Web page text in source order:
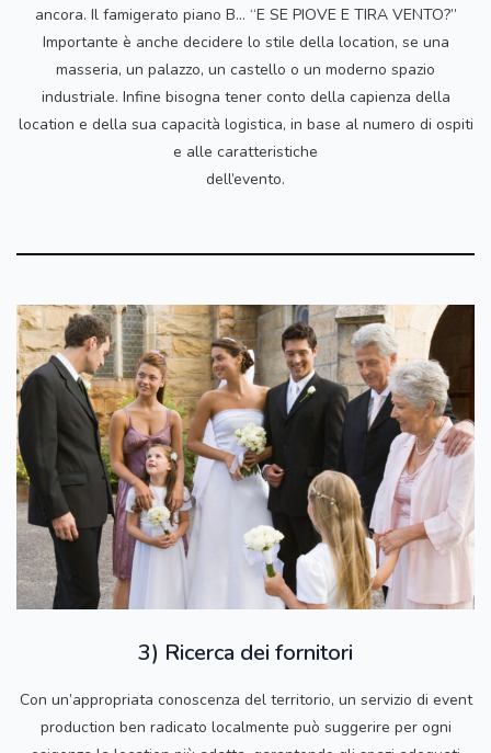
ancora. Il famigerato piano B… “E SE PIOVE E TIRA VENTO?”
Importante è anche decidere lo stile della location, se una
masseria, un palazzo, un castello o un moderno spazio
industriale. Infine bisogna tener conto della capienza della
location e della sua capacità logistica, in base al numero di ospiti
e alle caratteristiche
dell’evento.
3) Ricerca dei fornitori
Con un’appropriata conoscenza del territorio, un servizio di event
production ben radicato localmente può suggerire per ogni